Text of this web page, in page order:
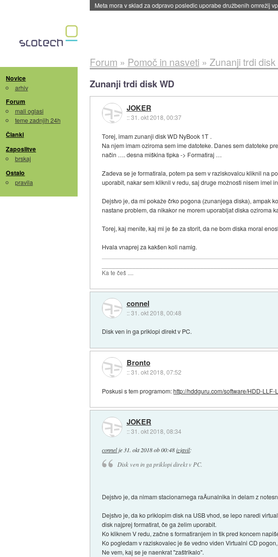
Meta mora v sklad za odpravo posledic uporabe družbenih omrežij
Novice
arhiv
Forum
mali oglasi
teme zadnjih 24h
Članki
Zaposlitve
brskaj
Ostalo
pravila
Forum » Pomoč in nasveti » Zunanji trdi
Zunanji trdi disk WD
JOKER
::31. okt 2018, 00:37
Torej, imam zunanji disk WD NyBook 1T .
Na njem imam oziroma sem ime datoteke. Danes sem datoteke
način …. desna miškina tipka -> Formatiraj …
Zadeva se je formatirala, potem pa sem v raziskovalcu kliknil na
uporabit, nakar sem kliknil v redu, saj druge možnosti nisem imel
Dejstvo je, da mi pokaže črko pogona (zunanjega diska), ampak
nastane problem, da nikakor ne morem uporabljat diska oziroma
Torej, kaj menite, kaj mi je še za storit, da ne bom diska moral
Hvala vnaprej za kakšen koli namig.
Ka te češ ....
connel
::31. okt 2018, 00:48
Disk ven in ga priklopi direkt v PC.
Bronto
::31. okt 2018, 07:52
Poskusi s tem programom:http://hddguru.com/software/HDD-LLF-
JOKER
::31. okt 2018, 08:34
connelje 31. okt 2018 ob 00:48 izjavil:
Disk ven in ga priklopi direkt v PC.
Dejstvo je, da nimam stacionarnega raÄunalnika in delam z
Dejstvo je, da ko priklopim disk na USB vhod, se lepo naredi
disk najprej formatirat, če ga želim uporabit.
Ko kliknem V redu, začne s formatiranjem in tik pred koncem
Ko pogledam v raziskovalec je še vedno viden Virtualni CD
Ne vem, kaj se je naenkrat "zaštrikalo".